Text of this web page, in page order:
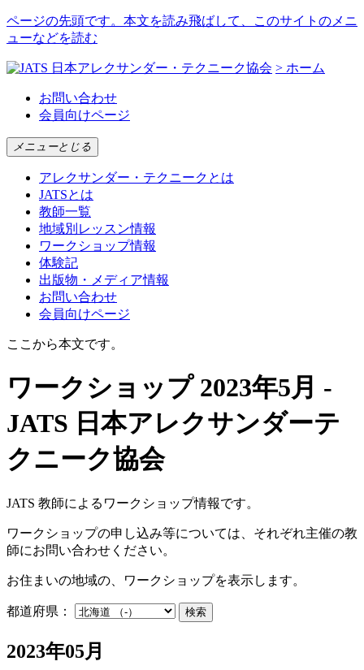
ページの先頭です。本文を読み飛ばして、このサイトのメニ
ューなどを読む
日本アレクサンダー・テクニーク協会 > ホーム
お問い合わせ
会員向けページ
メニューとじる
アレクサンダー・テクニークとは
JATSとは
教師一覧
地域別レッスン情報
ワークショップ情報
体験記
出版物・メディア情報
お問い合わせ
会員向けページ
ここから本文です。
ワークショップ 2023年5月 -
JATS 日本アレクサンダーテ
クニーク協会
JATS 教師によるワークショップ情報です。
ワークショップの申し込み等については、それぞれ主催の教
師にお問い合わせください。
お住まいの地域の、ワークショップを表示します。
都道府県： 検索
2023年05月